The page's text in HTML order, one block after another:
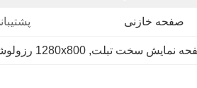
صفحه خازنی
, 1280x800 رزولوشن Android Tablet PC